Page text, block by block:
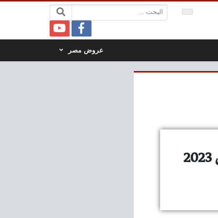
البحث:
عروض مصر
عروض بنده مصر اليوم من 6 ابريل حتى 8 ابريل 2023